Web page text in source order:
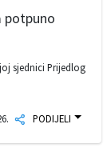
potpuno
sjednici Prijedlog
PODIJELI